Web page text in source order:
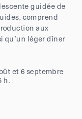
guidée de
comprend
aux
qu’un léger dîner
et 6 septembre
h.